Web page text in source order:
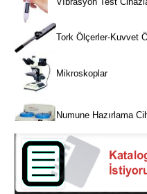
Profil Projektörler
Video Ölçüm Sistemleri